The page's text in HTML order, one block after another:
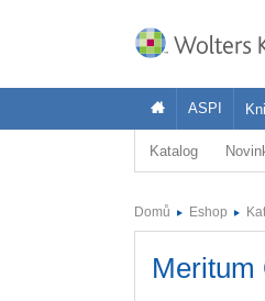
ASPI
Katalog
Domů Eshop
Meritum